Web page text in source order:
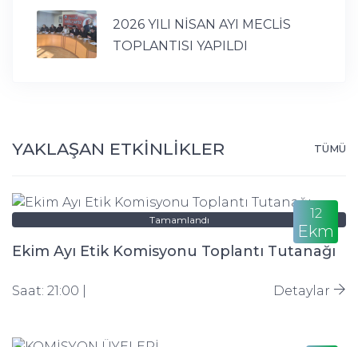
2026 YILI NİSAN AYI MECLİS
TOPLANTISI YAPILDI
YAKLAŞAN ETKİNLİKLER TÜMÜ
Tamamlandı 12
Ekm
Ekim Ayı Etik Komisyonu Toplantı Tutanağı
Saat: 21:00 | Detaylar